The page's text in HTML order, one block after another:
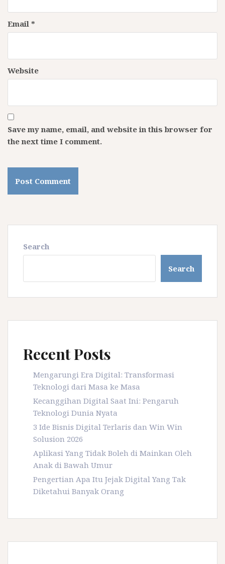
Email *
Website
Save my name, email, and website in this browser for
the next time I comment.
Search
Search
Recent Posts
Mengarungi Era Digital: Transformasi
Teknologi dari Masa ke Masa
Kecanggihan Digital Saat Ini: Pengaruh
Teknologi Dunia Nyata
3 Ide Bisnis Digital Terlaris dan Win Win
Solusion 2026
Aplikasi Yang Tidak Boleh di Mainkan Oleh
Anak di Bawah Umur
Pengertian Apa Itu Jejak Digital Yang Tak
Diketahui Banyak Orang